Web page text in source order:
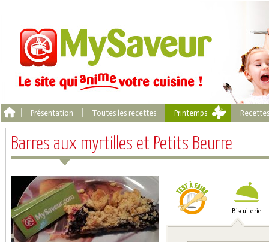
Présentation Toutes les recettes Printemps
Barres aux myrtilles et Petits Beurre
Biscuiterie